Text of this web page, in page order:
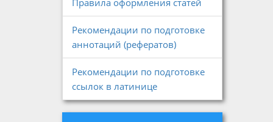
Правила оформления статей
Рекомендации по подготовке
аннотаций (рефератов)
Рекомендации по подготовке
ссылок в латинице